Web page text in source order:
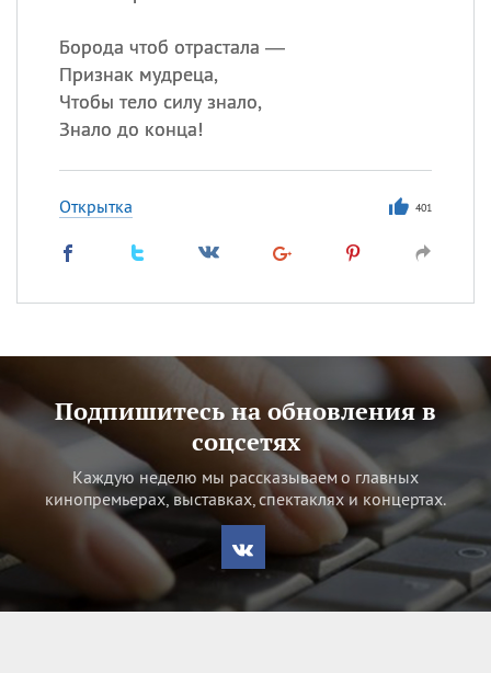
Борода чтоб отрастала —
Признак мудреца,
Чтобы тело силу знало,
Знало до конца!
Открытка 401
Подпишитесь на обновления в
соцсетях
Каждую неделю мы рассказываем о главных
кинопремьерах, выставках, спектаклях и концертах.